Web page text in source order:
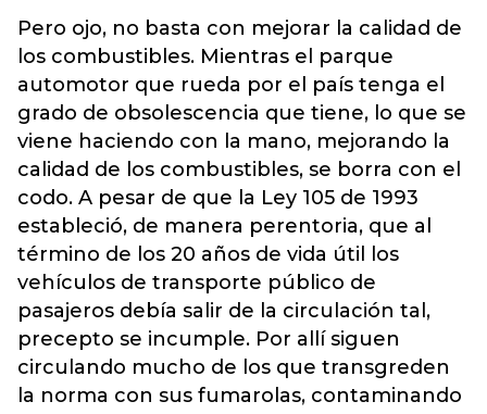
Pero ojo, no basta con mejorar la calidad de
los combustibles. Mientras el parque
automotor que rueda por el país tenga el
grado de obsolescencia que tiene, lo que se
viene haciendo con la mano, mejorando la
calidad de los combustibles, se borra con el
codo. A pesar de que la Ley 105 de 1993
estableció, de manera perentoria, que al
término de los 20 años de vida útil los
vehículos de transporte público de
pasajeros debía salir de la circulación tal,
precepto se incumple. Por allí siguen
circulando mucho de los que transgreden
la norma con sus fumarolas, contaminando